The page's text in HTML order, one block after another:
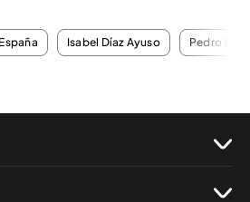
España Isabel Díaz Ayuso Pedro